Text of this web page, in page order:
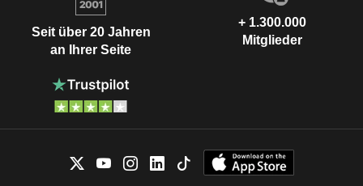
Seit über 20 Jahren
an Ihrer Seite
+ 1.300.000
Mitglieder